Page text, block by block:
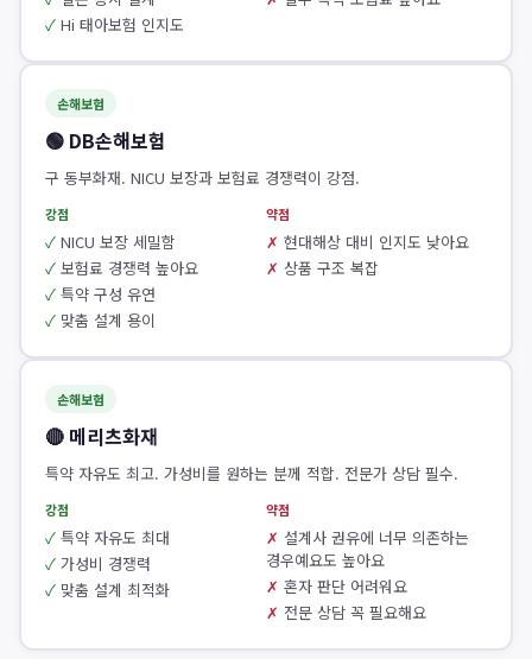
Hi 태아보험 인지도
손해보험
🟢 DB손해보험
구 동부화재. NICU 보장과 보험료 경쟁력이 강점.
강점
NICU 보장 세밀함
보험료 경쟁력 높아요
특약 구성 유연
맞춤 설계 용이
약점
현대해상 대비 인지도 낮아요
상품 구조 복잡
손해보험
🔴 메리츠화재
특약 자유도 최고. 가성비를 원하는 분께 적합. 전문가 상담 필수.
강점
특약 자유도 최대
가성비 경쟁력
맞춤 설계 최적화
약점
설계사 권유에 너무 의존하는
경우예요도 높아요
혼자 판단 어려워요
전문 상담 꼭 필요해요